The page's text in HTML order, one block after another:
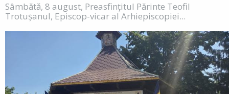
Sâmbătă, 8 august, Preasfințitul Părinte Teofil
Trotușanul, Episcop-vicar al Arhiepiscopiei...